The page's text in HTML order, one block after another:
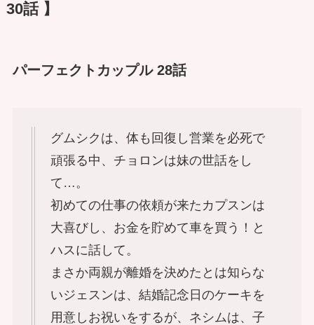
30話 】
パーフェクトカップル 28話
グムシクは、体も回復し営業を必死で
頑張る中、チョロンは妹の世話をし
て…。
初めての仕事の依頼が来たカプスンは
大喜びし、お金を貯めて車を買う！と
ハスに話して。
まさか両親が離婚を決めたとは知らな
いジェスンは、結婚記念日のケーキを
用意しお祝いをするが、ネシムは、子